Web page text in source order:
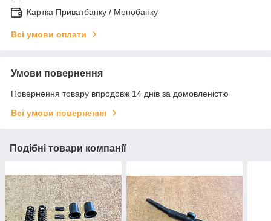
Картка Приватбанку / Монобанку
Всі умови оплати
Умови повернення
Повернення товару впродовж 14 днів за домовленістю
Всі умови повернення
Подібні товари компанії